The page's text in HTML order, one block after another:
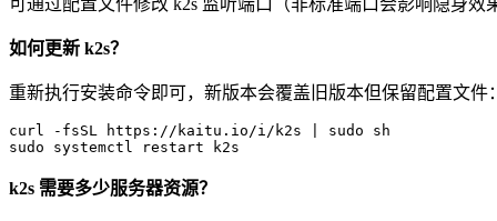
如何更新 k2s？
重新执行安装命令即可，新版本会覆盖旧版本但保留配置文件
curl -fsSL https://kaitu.io/i/k2s | sudo sh
k2s 需要多少服务器资源？